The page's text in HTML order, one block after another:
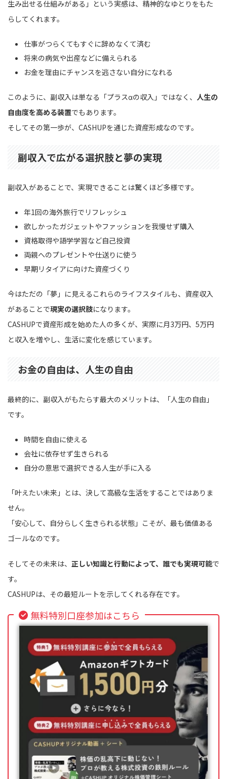
生み出せる仕組みがある」という実感は、精神的なゆとりをもた
らしてくれます。
仕事がつらくてもすぐに辞めなくて済む
将来の病気や出産などに備えられる
お金を理由にチャンスを逃さない自分になれる
このように、副収入は単なる「プラスαの収入」ではなく、 人生の
自由度を高める装置でもあります。
そしてその第一歩が、CASHUPを通じた資産形成なのです。
副収入で広がる選択肢と夢の実現
副収入があることで、実現できることは驚くほど多様です。
年1回の海外旅行でリフレッシュ
欲しかったガジェットやファッションを我慢せず購入
資格取得や語学学習など自己投資
両親へのプレゼントや仕送りに使う
早期リタイアに向けた資産づくり
今はただの「夢」に見えるこれらのライフスタイルも、資産収入
があることで現実の選択肢になります。
CASHUPで資産形成を始めた人の多くが、実際に月3万円、5万円
と収入を増やし、生活に変化を感じています。
お金の自由は、人生の自由
最終的に、副収入がもたらす最大のメリットは、「人生の自由」
です。
時間を自由に使える
会社に依存せず生きられる
自分の意思で選択できる人生が手に入る
「叶えたい未来」とは、決して高級な生活をすることではありま
せん。
「安心して、自分らしく生きられる状態」こそが、最も価値ある
ゴールなのです。
そしてその未来は、 正しい知識と行動によって、誰でも実現可能で
す。
CASHUPは、その最短ルートを示してくれる存在です。
無料特別口座参加はこちら